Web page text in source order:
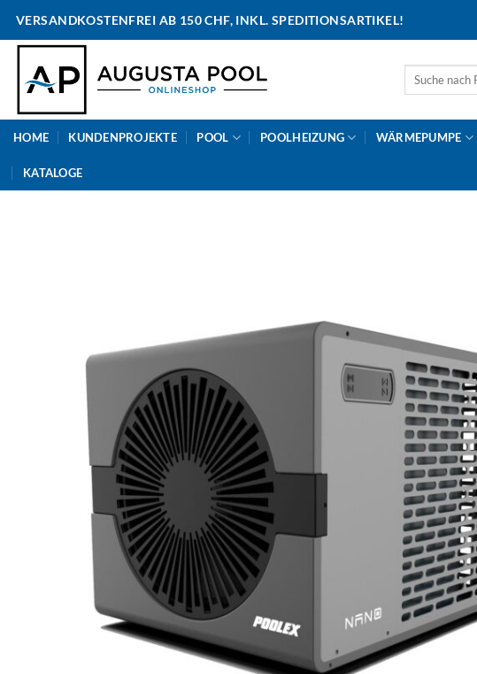
VERSANDKOSTENFREI AB 150 CHF, INKL. SPEDITIONSARTIKEL!
Suche
HOME KUNDENPROJEKTE POOL POOLHEIZUNG WÄRMEPUMPE
KATALOGE